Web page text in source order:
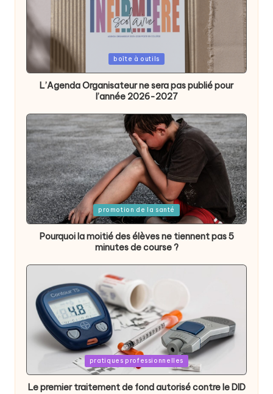
Posted
in
boîte à outils
L’Agenda Organisateur ne sera pas publié pour
l’année 2026-2027
Posted
in
promotion de la santé
Pourquoi la moitié des élèves ne tiennent pas 5
minutes de course ?
in
pratiques professionnelles
Le premier traitement de fond autorisé contre le DID